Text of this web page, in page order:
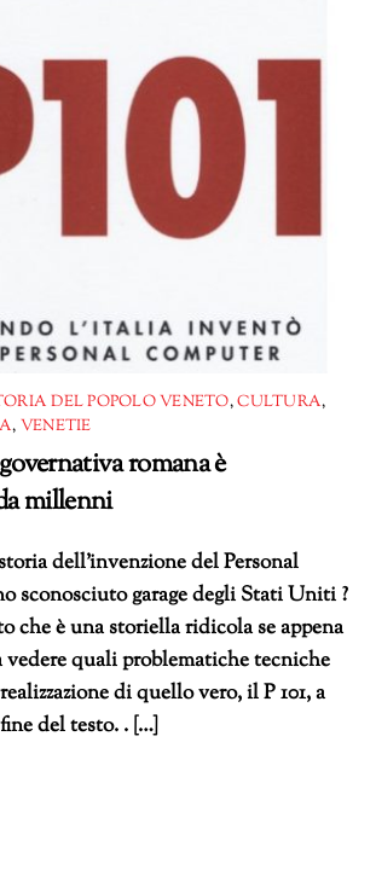
DEL POPOLO VENETO,CULTURA,
, VENETIE
romana è
millenni
dell’invenzione del Personal
sconosciuto garage degli Stati Uniti ?
che è una storiella ridicola se appena
vedere quali problematiche tecniche
di quello vero, il P 101, a
del testo. . […]